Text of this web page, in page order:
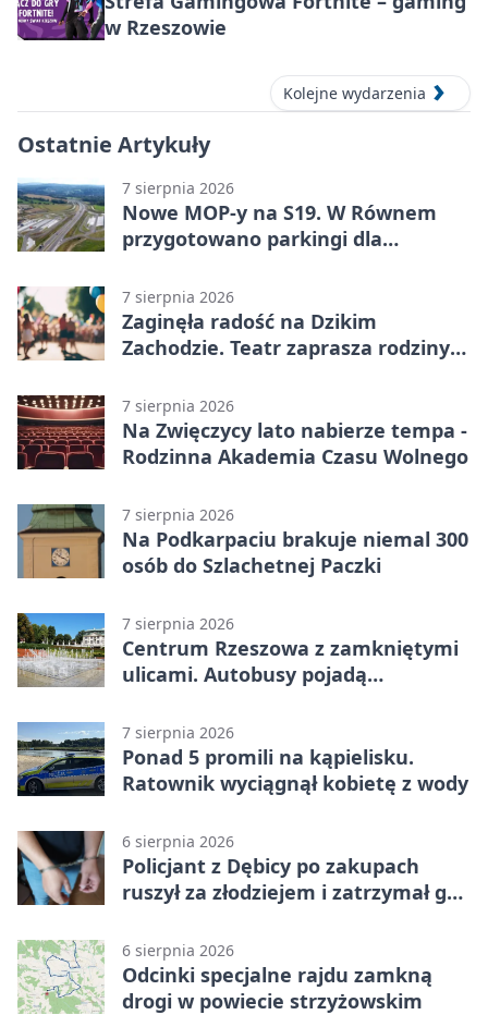
w Rzeszowie
Kolejne wydarzenia
Ostatnie Artykuły
7 sierpnia 2026
Nowe MOP-y na S19. W Równem
przygotowano parkingi dla
7 sierpnia 2026
Zaginęła radość na Dzikim
Zachodzie. Teatr zaprasza rodziny
7 sierpnia 2026
Na Zwięczycy lato nabierze tempa -
Rodzinna Akademia Czasu Wolnego
7 sierpnia 2026
Na Podkarpaciu brakuje niemal 300
osób do Szlachetnej Paczki
7 sierpnia 2026
Centrum Rzeszowa z zamkniętymi
ulicami. Autobusy pojadą
7 sierpnia 2026
Ponad 5 promili na kąpielisku.
Ratownik wyciągnął kobietę z wody
6 sierpnia 2026
Policjant z Dębicy po zakupach
ruszył za złodziejem i zatrzymał go
6 sierpnia 2026
Odcinki specjalne rajdu zamkną
drogi w powiecie strzyżowskim